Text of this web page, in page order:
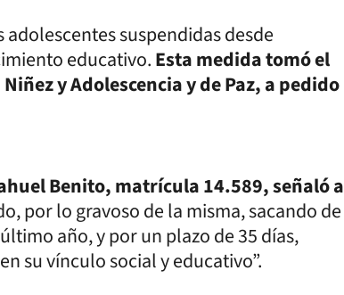
suspendidas desde
educativo.Esta medida tomó el
y Adolescencia y de Paz, a pedido
Benito, matrícula 14.589, señaló a
por lo gravoso de la misma, sacando de
año, y por un plazo de 35 días,
su vínculo social y educativo”.